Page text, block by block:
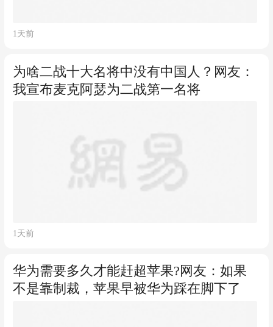
1天前
为啥二战十大名将中没有中国人？网友：
我宣布麦克阿瑟为二战第一名将
1天前
华为需要多久才能赶超苹果?网友：如果
不是靠制裁，苹果早被华为踩在脚下了